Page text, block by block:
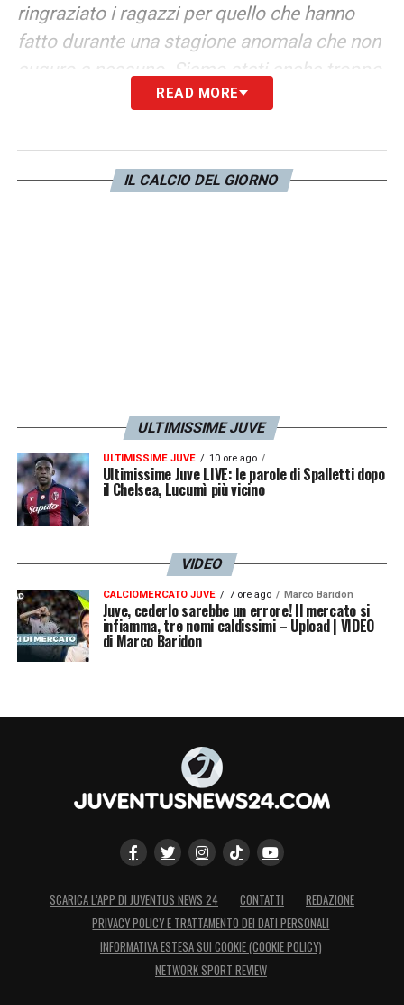
ringraziato i ragazzi per quello che hanno
fatto durante una stagione anomala che non
auguro a nessuno. Siamo stati anche troppo
bravi a fare quello che abbiamo fatto.
meglio ma non c’erano più energia per farlo.
Ora dobbiamo riposarci dopo la delusione di
READ MORE
IL CALCIO DEL GIORNO
ULTIMISSIME JUVE
ULTIMISSIME JUVE 10 ore ago
Ultimissime Juve LIVE: le parole di Spalletti dopo
il Chelsea, Lucumì più vicino
VIDEO
CALCIOMERCATO JUVE 7 ore ago Marco Baridon
Juve, cederlo sarebbe un errore! Il mercato si
infiamma, tre nomi caldissimi – Upload | VIDEO
di Marco Baridon
SCARICA L’APP DI JUVENTUS NEWS 24 CONTATTI
REDAZIONE
PRIVACY POLICY E TRATTAMENTO DEI DATI PERSONALI
INFORMATIVA ESTESA SUI COOKIE (COOKIE POLICY)
NETWORK SPORT REVIEW